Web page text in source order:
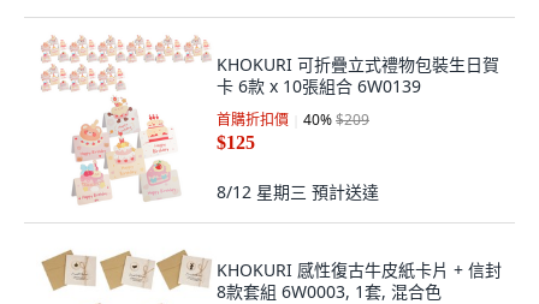
KHOKURI 可折疊立式禮物包裝生日賀
卡 6款 x 10張組合 6W0139
首購折扣價 40%$209
$125
8/12 星期三 預計送達
KHOKURI 感性復古牛皮紙卡片 + 信封
8款套組 6W0003, 1套, 混合色